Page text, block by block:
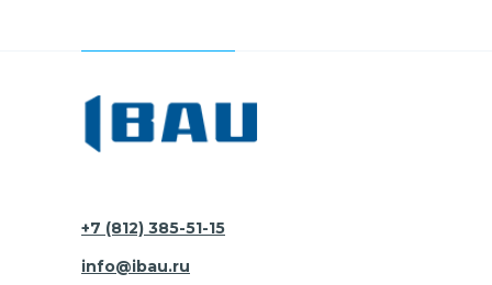
+7 (812) 385-51-15
info@ibau.ru